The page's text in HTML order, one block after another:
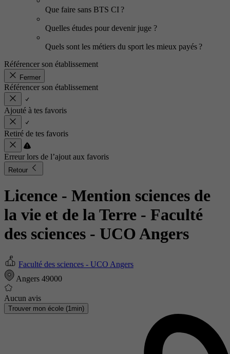
Que faire sans BTS CI ?
Quelles études pour devenir juge ?
Quels sont les métiers du sport les mieux payés ?
Référencer son établissement
Fermer
Référencer son établissement
Ajouté à tes favoris
Retiré de tes favoris
Erreur lors de l’ajout aux favoris
Retour
Licence - Mention sciences de
la vie et de la Terre - Faculté
des sciences - UCO Angers
Faculté des sciences - UCO Angers
Angers 49000
Aucun avis
Trouver mon école (1min)